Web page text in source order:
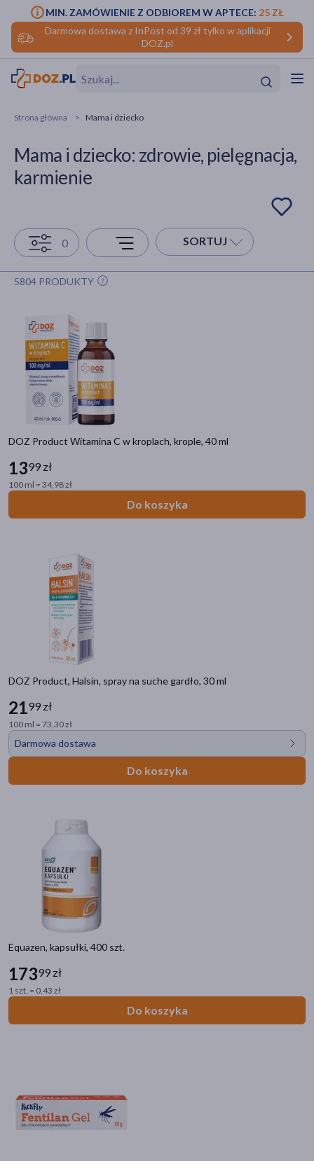
Darmowa dostawa z InPost od 39 zł tylko w aplikacji
DOZ.pl
MIN. ZAMÓWIENIE Z ODBIOREM W APTECE: 25 ZŁ
Hit
Hit
Hit
makijażu
Hit
Strona główna Mama i dziecko
Mama i dziecko: zdrowie, pielęgnacja,
karmienie
0 SORTUJ
5804 PRODUKTY
DOZ Product Witamina C w kroplach, krople, 40 ml
1399 zł
100 ml = 34,98 zł
Do koszyka
DOZ Product, Halsin, spray na suche gardło, 30 ml
2199 zł
100 ml = 73,30 zł
Darmowa dostawa
Do koszyka
Equazen, kapsułki, 400 szt.
17399 zł
1 szt. = 0,43 zł
Do koszyka